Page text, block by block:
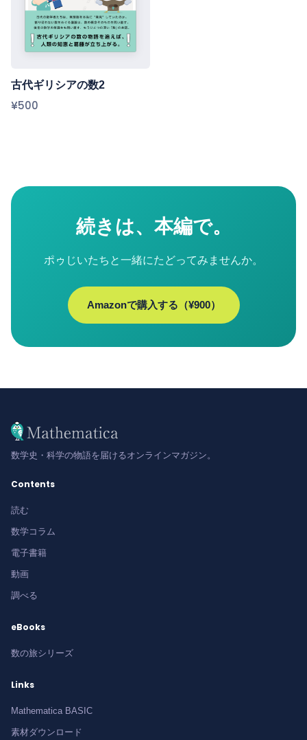
古代ギリシアの数2
¥500
続きは、本編で。
ポゥじいたちと一緒にたどってみませんか。
Amazonで購入する（¥900）
数学史・科学の物語を届けるオンラインマガジン。
Contents
読む
数学コラム
電子書籍
動画
調べる
eBooks
数の旅シリーズ
Links
Mathematica BASIC
素材ダウンロード